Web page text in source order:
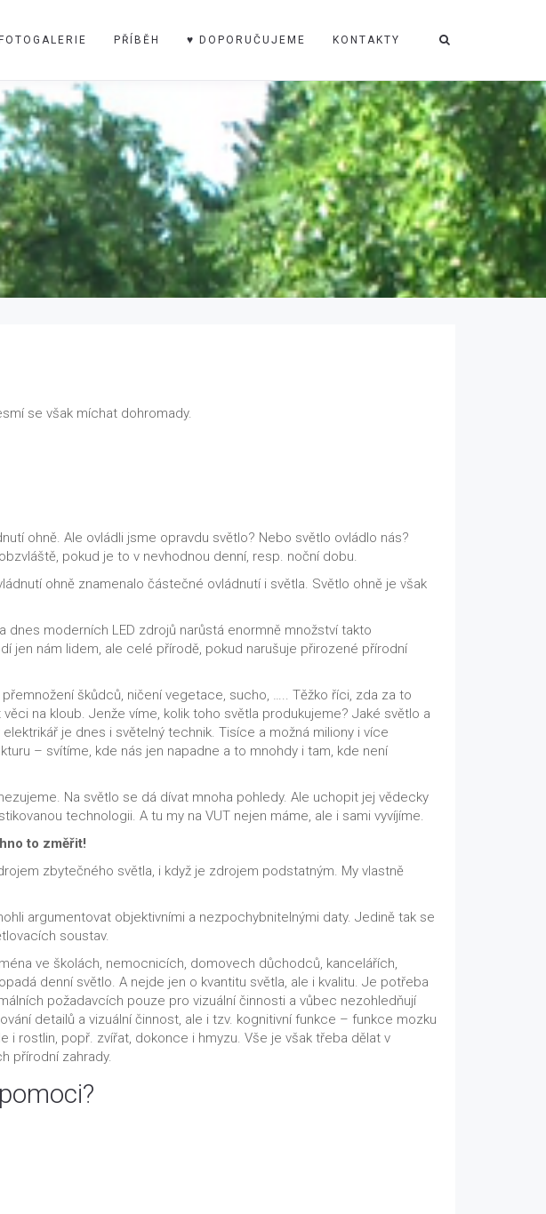
FOTOGALERIE PŘÍBĚH ♥ DOPORUČUJEME KONTAKTY
se však míchat dohromady.
ohně. Ale ovládli jsme opravdu světlo? Nebo světlo ovládlo nás?
pokud je to v nevhodnou denní, resp. noční dobu.
ohně znamenalo částečné ovládnutí i světla. Světlo ohně je však
moderních LED zdrojů narůstá enormně množství takto
jen nám lidem, ale celé přírodě, pokud narušuje přirozené přírodní
škůdců, ničení vegetace, sucho, ….. Těžko říci, zda za to
na kloub. Jenže víme, kolik toho světla produkujeme? Jaké světlo a
je dnes i světelný technik. Tisíce a možná miliony i více
– svítíme, kde nás jen napadne a to mnohdy i tam, kde není
Na světlo se dá dívat mnoha pohledy. Ale uchopit jej vědecky
technologii. A tu my na VUT nejen máme, ale i sami vyvíjíme.
to změřit!
zbytečného světla, i když je zdrojem podstatným. My vlastně
argumentovat objektivními a nezpochybnitelnými daty. Jedině tak se
soustav.
ve školách, nemocnicích, domovech důchodců, kancelářích,
denní světlo. A nejde jen o kvantitu světla, ale i kvalitu. Je potřeba
požadavcích pouze pro vizuální činnosti a vůbec nezohledňují
detailů a vizuální činnost, ale i tzv. kognitivní funkce – funkce mozku
i rostlin, popř. zvířat, dokonce i hmyzu. Vše je však třeba dělat v
přírodní zahrady.